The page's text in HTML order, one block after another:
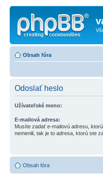
Obsah fóra
Odoslať heslo
Užívateľské meno:
E-mailová adresa:
Musíte zadať e-mailovú adresu,
nemenili, tak je to adresa, ktorú ste
Obsah fóra